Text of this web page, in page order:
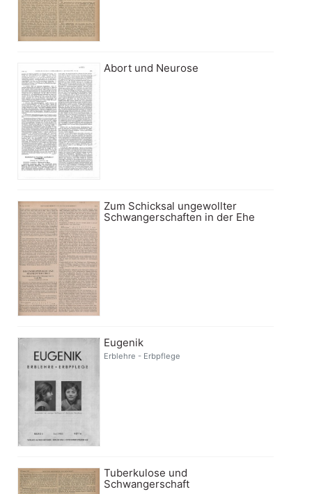
Abort und Neurose
Zum Schicksal ungewollter
Schwangerschaften in der Ehe
Eugenik
Erblehre - Erbpflege
Tuberkulose und
Schwangerschaft